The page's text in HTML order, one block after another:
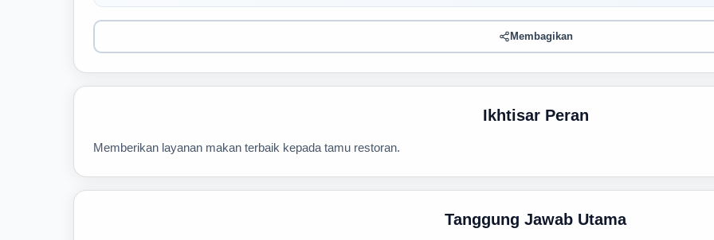
Membagikan
Ikhtisar Peran
Memberikan layanan makan terbaik kepada tamu restoran.
Tanggung Jawab Utama